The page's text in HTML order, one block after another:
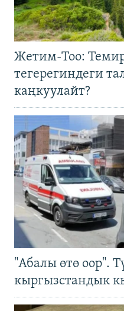
Жетим-Тоо:
тегерегиндеги
каңкуулайт?
"Абалы өтө оор".
кыргызстандык